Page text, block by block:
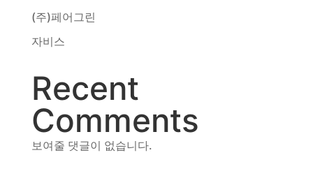
동영상 - 킷캣
(주)페어그린
자비스
Recent
Comments
보여줄 댓글이 없습니다.